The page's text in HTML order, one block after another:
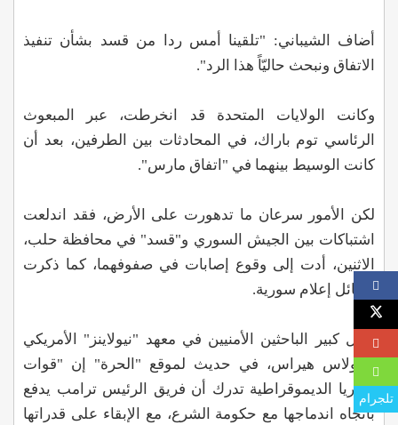
أضاف الشيباني: "تلقينا أمس ردا من قسد بشأن تنفيذ
الاتفاق ونبحث حاليّاً هذا الرد".
وكانت الولايات المتحدة قد انخرطت، عبر المبعوث
الرئاسي توم باراك، في المحادثات بين الطرفين، بعد أن
كانت الوسيط بينهما في "اتفاق مارس".
لكن الأمور سرعان ما تدهورت على الأرض، فقد اندلعت
اشتباكات بين الجيش السوري و"قسد" في محافظة حلب،
الاثنين، أدت إلى وقوع إصابات في صفوفهما، كما ذكرت
وسائل إعلام سورية.
وقال كبير الباحثين الأمنيين في معهد "نيولاينز" الأمريكي
نيكولاس هيراس، في حديث لموقع "الحرة" إن "قوات
سوريا الديموقراطية تدرك أن فريق الرئيس ترامب يدفع
باتجاه اندماجها مع حكومة الشرع، مع الإبقاء على قدراتها
تلجرام